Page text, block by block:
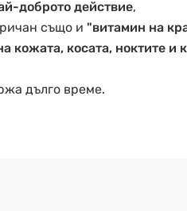
доброто действие,
също и "витамин на
кожата, косата, ноктите и
дълго време.